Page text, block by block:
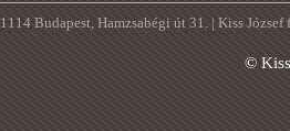
1114 Budapest, Hamzsabégi út 31. | Kiss
©